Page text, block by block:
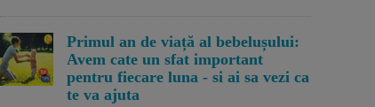
Primul an de viață al bebelușului:
Avem cate un sfat important
pentru fiecare luna - si ai sa vezi ca
te va ajuta